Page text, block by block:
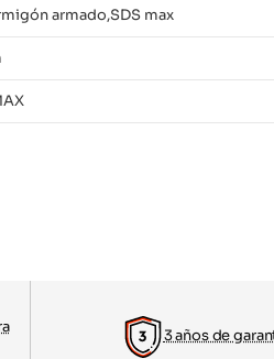
armado,SDS max
3 años de